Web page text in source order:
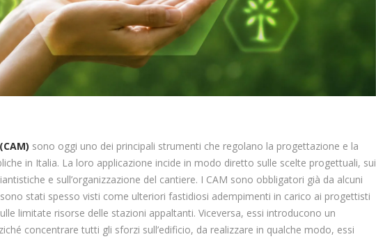
sono oggi uno dei principali strumenti che regolano la progettazione e la
in Italia. La loro applicazione incide in modo diretto sulle scelte progettuali, sui
e sull’organizzazione del cantiere. I CAM sono obbligatori già da alcuni
stati spesso visti come ulteriori fastidiosi adempimenti in carico ai progettisti
limitate risorse delle stazioni appaltanti. Viceversa, essi introducono un
concentrare tutti gli sforzi sull’edificio, da realizzare in qualche modo, essi